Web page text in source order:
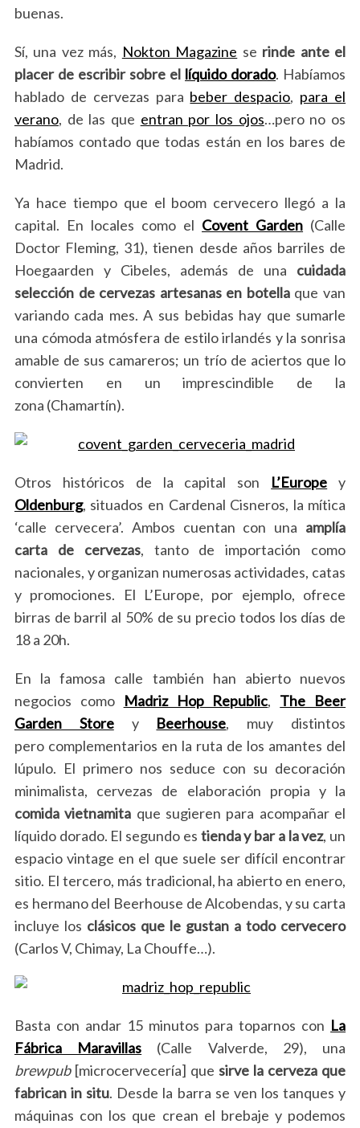
buenas.
Sí, una vez más, Nokton Magazine se rinde ante el
placer de escribir sobre el líquido dorado. Habíamos
hablado de cervezas para beber despacio, para el
verano, de las que entran por los ojos…pero no os
habíamos contado que todas están en los bares de
Madrid.
Ya hace tiempo que el boom cervecero llegó a la
capital. En locales como el Covent Garden (Calle
Doctor Fleming, 31), tienen desde años barriles de
Hoegaarden y Cibeles, además de una cuidada
selección de cervezas artesanas en botellaque van
variando cada mes. A sus bebidas hay que sumarle
una cómoda atmósfera de estilo irlandés y la sonrisa
amable de sus camareros; un trío de aciertos que lo
convierten en un imprescindible de la
zona (Chamartín).
Otros históricos de la capital son L’Europe y
Oldenburg, situados en Cardenal Cisneros, la mítica
‘calle cervecera’. Ambos cuentan con una amplía
carta de cervezas, tanto de importación como
nacionales, y organizan numerosas actividades, catas
y promociones. El L’Europe, por ejemplo, ofrece
birras de barril al 50% de su precio todos los días de
18 a 20h.
En la famosa calle también han abierto nuevos
negocios como Madriz Hop Republic, The Beer
Garden Storey Beerhouse, muy distintos
pero complementarios en la ruta de los amantes del
lúpulo. El primero nos seduce con su decoración
minimalista, cervezas de elaboración propia y la
comida vietnamita que sugieren para acompañar el
líquido dorado. El segundo es tienda y bar a la vez, un
espacio vintage en el que suele ser difícil encontrar
sitio. El tercero, más tradicional, ha abierto en enero,
es hermano del Beerhouse de Alcobendas, y su carta
incluye los clásicos que le gustan a todo cervecero
(Carlos V, Chimay, La Chouffe…).
Basta con andar 15 minutos para toparnos con La
Fábrica Maravillas (Calle Valverde, 29), una
brewpub[microcervecería] que sirve la cerveza que
fabrican in situ. Desde la barra se ven los tanques y
máquinas con los que crean el brebaje y podemos